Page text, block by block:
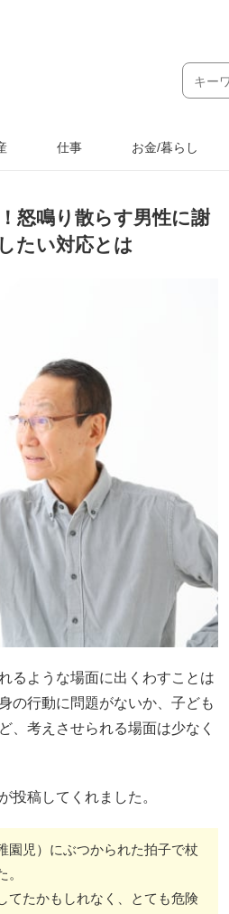
仕事 お金/暮らし
怒鳴り散らす男性に謝
たい対応とは
るような場面に出くわすことは
の行動に問題がないか、子ども
、考えさせられる場面は少なく
投稿してくれました。
園児）にぶつかられた拍子で杖
てたかもしれなく、とても危険